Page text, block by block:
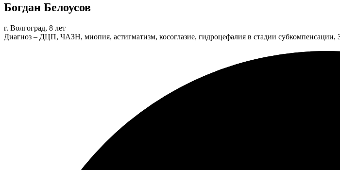
Богдан Белоусов
г. Волгоград, 8 лет
Диагноз – ДЦП, ЧАЗН, миопия, астигматизм, косоглазие, гидроцефалия в стадии